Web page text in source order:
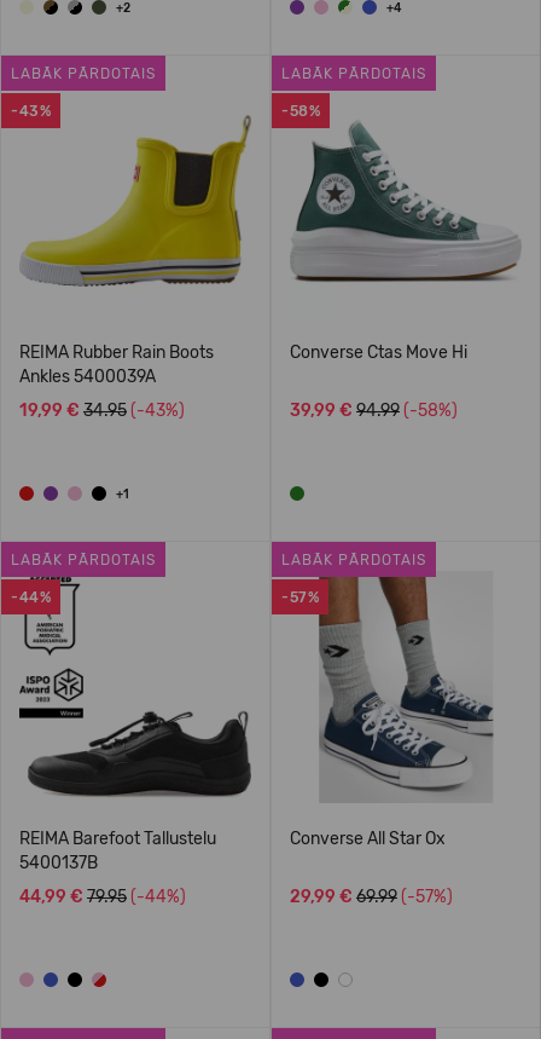
+2 +4
-43%
LABĀK PĀRDOTAIS
REIMA Rubber Rain Boots
Ankles 5400039A
19,99 € 34.95 (-43%)
+1
-58%
LABĀK PĀRDOTAIS
Converse Ctas Move Hi
39,99 € 94.99 (-58%)
-44%
LABĀK PĀRDOTAIS
REIMA Barefoot Tallustelu
5400137B
44,99 € 79.95 (-44%)
-57%
LABĀK PĀRDOTAIS
Converse All Star Ox
29,99 € 69.99 (-57%)